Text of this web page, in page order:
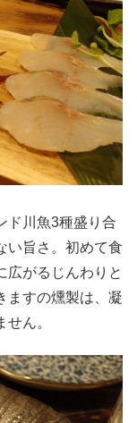
ド川魚3種盛り合
い旨さ。初めて食
広がるじんわりと
ますの燻製は、凝
ん。